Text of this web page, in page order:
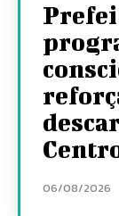
06/08/2026